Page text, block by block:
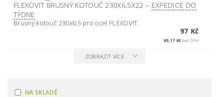
FLEXOVIT BRUSNÝ KOTOUČ 230X6,5X22– EXPEDICE DO
TÝDNE
Brusný kotouč 230x6,5 pro ocel FLEXOVIT.
97 Kč
80,17 Kč bez DPH
ZOBRAZIT VÍCE
NA SKLADĚ